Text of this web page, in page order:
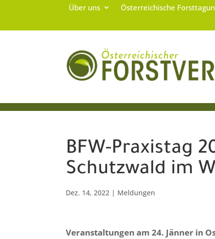
Über uns Österreichische
BFW-Praxistag
Schutzwald im
Dez. 14, 2022 | Meldungen
Veranstaltungen am 24. Jänner in